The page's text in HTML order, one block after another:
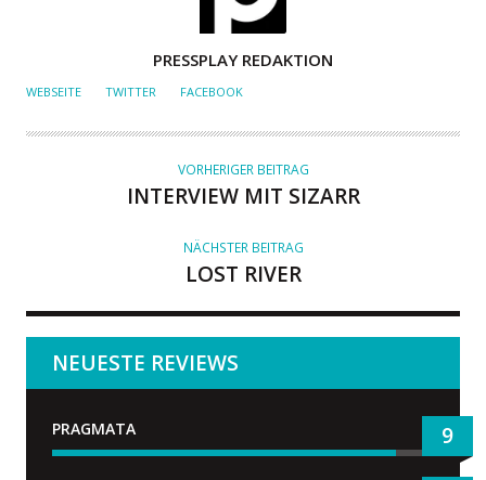
U
O
PRESSPLAY REDAKTION
WEBSEITE TWITTER FACEBOOK
VORHERIGER BEITRAG
INTERVIEW MIT SIZARR
NÄCHSTER BEITRAG
LOST RIVER
NEUESTE REVIEWS
PRAGMATA 9